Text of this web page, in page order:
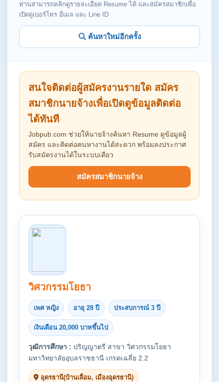
ท่านสามารถคลิกดูรายละเอียด Resume ได้ และสมัครสมาชิกเพื่อ
เปิดดูเบอร์โทร อีเมล และ Line ID
ค้นหาใหม่อีกครั้ง
สนใจติดต่อผู้สมัครงานรายใด สมัคร
สมาชิกนายจ้างเพื่อเปิดดูข้อมูลติดต่อ
ได้ทันที
Jobpub.com ช่วยให้นายจ้างค้นหา Resume ดูข้อมูลผู้
สมัคร และติดต่อคนหางานได้สะดวก พร้อมลงประกาศ
รับสมัครงานได้ในระบบเดียว
สมัครสมาชิกนายจ้าง
วิศวกรรมโยธา
เพศ หญิง อายุ 28 ปี ประสบการณ์ 3 ปี
เงินเดือน 20,000 บาทขึ้นไป
วุฒิการศึกษา : ปริญญาตรี สาขา วิศวกรรมโยธา
มหาวิทยาลัยอุบลราชธานี เกรดเฉลี่ย 2.2
อุดรธานี(บ้านเลื่อม, เมืองอุดรธานี)